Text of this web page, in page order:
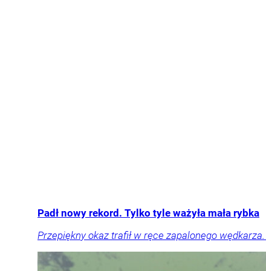
Padł nowy rekord. Tylko tyle ważyła mała rybka
Przepiękny okaz trafił w ręce zapalonego